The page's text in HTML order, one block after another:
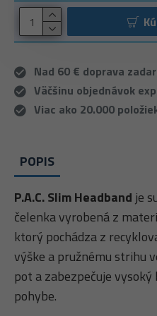
Nad 60 € doprava
Väčšinu objednávok
Viac ako 20.000
POPIS
P.A.C. Slim Headband je
čelenka vyrobená z
ktorý pochádza z
výške a pružnému strihu
pot a zabezpečuje
pohybe.